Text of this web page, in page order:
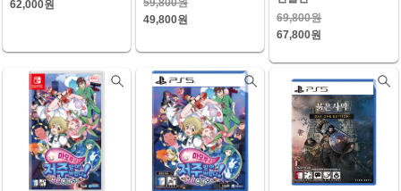
62,000원
49,800원
69,800원
67,800원